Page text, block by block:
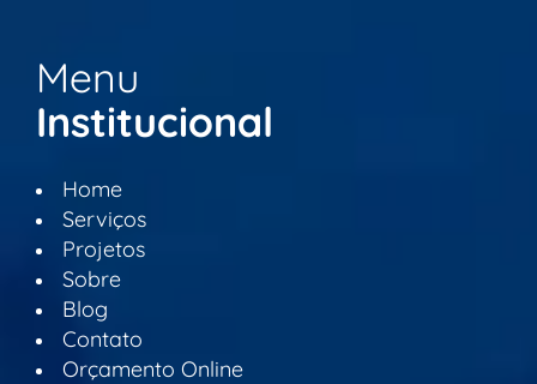
Menu
Institucional
Home
Serviços
Projetos
Sobre
Blog
Contato
Orçamento Online